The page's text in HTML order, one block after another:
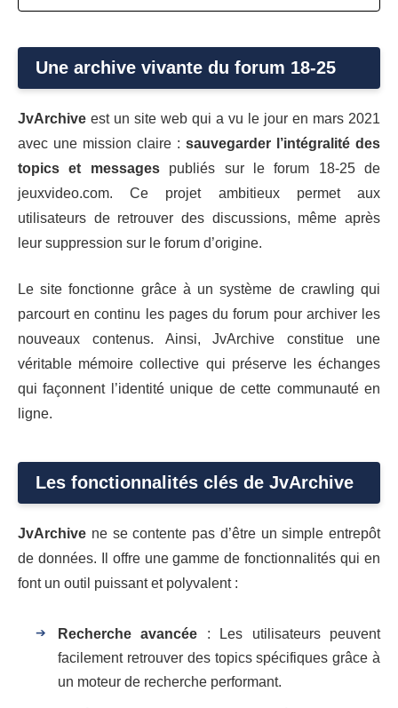
Une archive vivante du forum 18-25
JvArchive est un site web qui a vu le jour en mars 2021
avec une mission claire : sauvegarder l’intégralité des
topics et messagespubliés sur le forum 18-25 de
jeuxvideo.com. Ce projet ambitieux permet aux
utilisateurs de retrouver des discussions, même après
leur suppression sur le forum d’origine.
Le site fonctionne grâce à un système de crawling qui
parcourt en continu les pages du forum pour archiver les
nouveaux contenus. Ainsi, JvArchive constitue une
véritable mémoire collective qui préserve les échanges
qui façonnent l’identité unique de cette communauté en
ligne.
Les fonctionnalités clés de JvArchive
JvArchive ne se contente pas d’être un simple entrepôt
de données. Il offre une gamme de fonctionnalités qui en
font un outil puissant et polyvalent :
Recherche avancée : Les utilisateurs peuvent
facilement retrouver des topics spécifiques grâce à
un moteur de recherche performant.